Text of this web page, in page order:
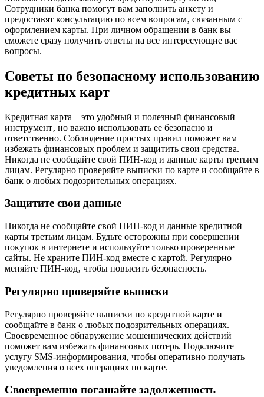
Сотрудники банка помогут вам заполнить анкету и
предоставят консультацию по всем вопросам‚ связанным с
оформлением карты. При личном обращении в банк вы
сможете сразу получить ответы на все интересующие вас
вопросы.
Советы по безопасному использованию
кредитных карт
Кредитная карта – это удобный и полезный финансовый
инструмент‚ но важно использовать ее безопасно и
ответственно. Соблюдение простых правил поможет вам
избежать финансовых проблем и защитить свои средства.
Никогда не сообщайте свой ПИН-код и данные карты третьим
лицам. Регулярно проверяйте выписки по карте и сообщайте в
банк о любых подозрительных операциях.
Защитите свои данные
Никогда не сообщайте свой ПИН-код и данные кредитной
карты третьим лицам. Будьте осторожны при совершении
покупок в интернете и используйте только проверенные
сайты. Не храните ПИН-код вместе с картой. Регулярно
меняйте ПИН-код‚ чтобы повысить безопасность.
Регулярно проверяйте выписки
Регулярно проверяйте выписки по кредитной карте и
сообщайте в банк о любых подозрительных операциях.
Своевременное обнаружение мошеннических действий
поможет вам избежать финансовых потерь. Подключите
услугу SMS-информирования‚ чтобы оперативно получать
уведомления о всех операциях по карте.
Своевременно погашайте задолженность